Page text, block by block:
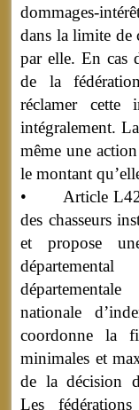
dommages-
dans la limite de
par elle. En cas
de la
réclamer cette
intégralement.
même une
le montant
• Article L426-
des chasseurs
et propose
nationale
coordonne la
minimales et
de la décision
Les